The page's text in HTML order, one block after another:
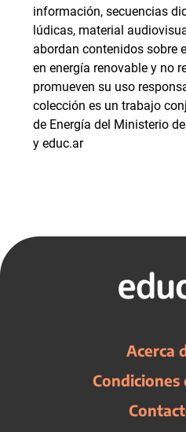
información, secuencias
lúdicas, material
abordan contenidos sobre
en energía renovable y no
promueven su uso
colección es un trabajo
de Energía del Ministerio
y educ.ar
Acerca
Condiciones